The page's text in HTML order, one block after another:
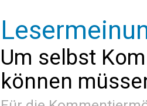
Um selbst
können